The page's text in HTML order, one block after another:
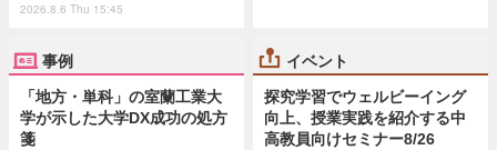
2026.8.6 Thu 15:45
事例
「地方・単科」の室蘭工業大
学が示した大学DX成功の処方
箋
イベント
探究学習でウェルビーイング
向上、授業実践を紹介する中
高教員向けセミナー8/26